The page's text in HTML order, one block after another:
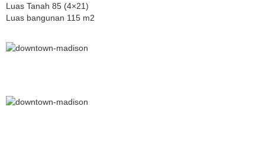
Luas Tanah 85 (4×21)
Luas bangunan 115 m2